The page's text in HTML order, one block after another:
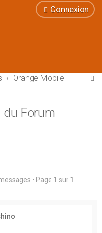
Connexion
Orange Mobile
du Forum
• Page 1 sur 1